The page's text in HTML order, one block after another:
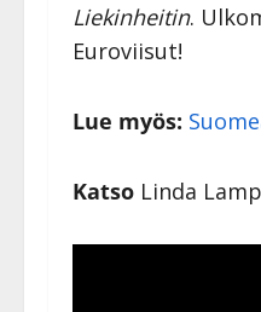
Liekinheitin.
Euroviisut!
Lue myös:
Katso Linda